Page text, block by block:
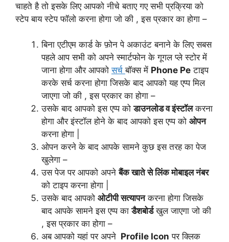
चाहते है तो इसके लिए आपको नीचे बताए गए सभी प्रक्रिया को
स्टेप बाय स्टेप फॉलो करना होगा जो की , इस प्रकार का होगा –
बिना एटीएम कार्ड के फ़ोन पे अकाउंट बनाने के लिए सबस
पहले आप सभी को अपनेस्मार्टफोन के गूगल प्ले स्टोर में
जाना होगा और आपकोसर्चबॉक्स में Phone Pe टाइप
करके सर्च करना होगा जिसके बाद आपको यह एप्प मिल
जाएगा जो की , इस प्रकार का होगा –
उसके बाद आपको इस एप्प कोडाउनलोड व इंस्टॉलकरना
होगा और इंस्टॉल होने के बाद आपको इस एप्प को ओपन
करना होगा |
ओपन करने के बाद आपके सामने कुछ इस तरह का पेज
खुलेगा –
उस पेज पर आपको अपनेबैंक खाते से लिंक मोबाइल नंबर
को टाइप करना होगा |
उसके बाद आपको ओटीपी सत्यापनकरना होगा जिसके
बाद आपके सामने इस एप्प काडैशबोर्डखुल जाएगा जो की
, इस प्रकार का होगा –
अब आपको यहां पर अपने Profile Icon पर क्लिक